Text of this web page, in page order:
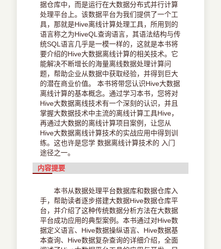
据仓库中，而是运行在大数据分布式并行计算
处理平台上。该数据平台为我们提供了一个工
具，那就是Hive离线计算处理工具，所用到的
语言称之为HiveQL查询语言，其语法结构与传
统SQL语言几乎是一模一样的，这就是本书将
要介绍的Hive大数据离线计算的相关技术。它
能解决不断增长的海量离线数据处理计算问
题，帮助企业从数据中获取经验，并得到巨大
的潜在商业价值。 本书将带您认识Hive大数据
离线计算的基本概念。通过学习本书，您将对
Hive大数据离线技术有一个深刻的认识，并且
掌握大数据技术中主流的离线计算工具Hive，
再通过大数据的离线计算项目案例，让您从
Hive大数据离线计算技术的实战应用中得到训
练。这也许是您学 数据离线计算技术的 入门
途径之一。
内容提要
本书从数据处理平台数据库和数据仓库入
手，帮助读者逐步搭建大数据Hive数据仓库平
台，并介绍了这种传统数据分析方法在大数据
平台成功应用的典型案例。本书通过对Hive数
据定义语言、Hive数据操纵语言、Hive数据基
本查询、Hive数据复杂查询的详细介绍，全面